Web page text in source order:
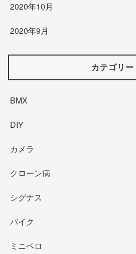
2020年10月
2020年9月
カテゴリー
BMX
DIY
カメラ
クローン病
シグナス
バイク
ミニベロ